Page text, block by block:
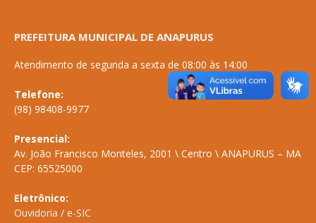
PREFEITURA MUNICIPAL DE ANAPURUS
Atendimento de segunda a sexta de 08:00 às 14:00
Telefone:
(98) 98408-9977
Presencial:
Av. João Francisco Monteles, 2001 \ Centro \ ANAPURUS – MA
CEP: 65525000
Eletrônico:
Ouvidoria / e-SIC